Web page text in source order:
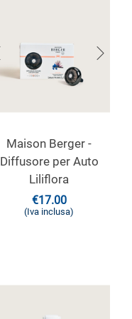
Maison Berger -
Diffusore per Auto
Liliflora
€17.00
(Iva inclusa)